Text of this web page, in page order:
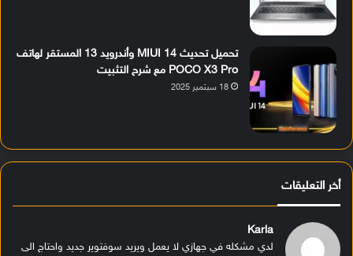
تحميل تحديث MIUI 14 وأندرويد 13 المستقر لهاتف
POCO X3 Pro مع شرح التثبيت
18 سبتمبر 2025
أخر التعليقات
Karla
لدي مشكله في جهازي لا يعمل ويريد سوفتوير جديد واحتاج الى